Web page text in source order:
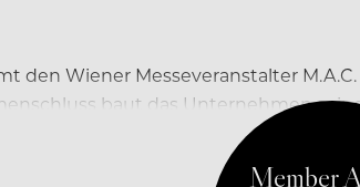
den Wiener Messeveranstalter
baut das Unternehmen